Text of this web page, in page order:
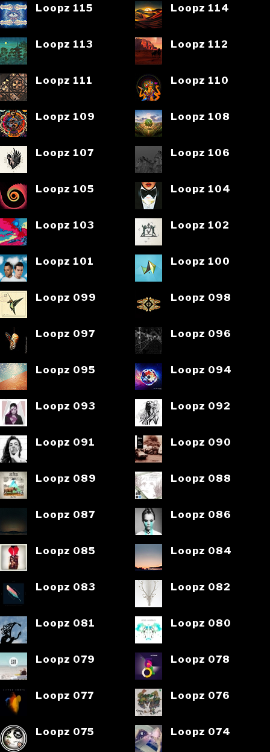
Loopz 115 Loopz 114
Loopz 113 Loopz 112
Loopz 111 Loopz 110
Loopz 109 Loopz 108
Loopz 107 Loopz 106
Loopz 105 Loopz 104
Loopz 103 Loopz 102
Loopz 101 Loopz 100
Loopz 099 Loopz 098
Loopz 097 Loopz 096
Loopz 095 Loopz 094
Loopz 093 Loopz 092
Loopz 091 Loopz 090
Loopz 089 Loopz 088
Loopz 087 Loopz 086
Loopz 085 Loopz 084
Loopz 083 Loopz 082
Loopz 081 Loopz 080
Loopz 079 Loopz 078
Loopz 077 Loopz 076
Loopz 075 Loopz 074